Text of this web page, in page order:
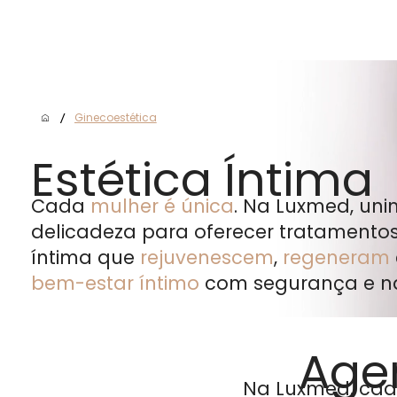
/ Ginecoestética
Estética Íntima
Cada mulher é única. Na Luxmed,
delicadeza para oferecer
íntima que rejuvenescem, regeneram
bem-estar íntimo com segurança e
Na Luxmed,